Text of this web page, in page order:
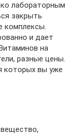
лабораторным
закрыть
комплексы.
и дает
на
разные цены.
которых вы уже